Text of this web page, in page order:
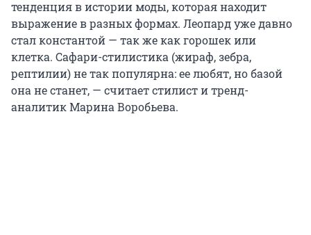
тенденция в истории моды, которая находит
выражение в разных формах. Леопард уже давно
стал константой — так же как горошек или
клетка. Сафари-стилистика (жираф, зебра,
рептилии) не так популярна: ее любят, но базой
она не станет, — считает стилист и тренд-
аналитик Марина Воробьева.